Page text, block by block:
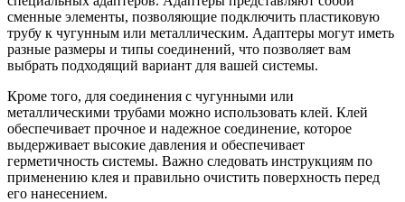
сменные элементы, позволяющие подключить пластиковую
трубу к чугунным или металлическим. Адаптеры могут иметь
разные размеры и типы соединений, что позволяет вам
выбрать подходящий вариант для вашей системы.
Кроме того, для соединения с чугунными или
металлическими трубами можно использовать клей. Клей
обеспечивает прочное и надежное соединение, которое
выдерживает высокие давления и обеспечивает
герметичность системы. Важно следовать инструкциям по
применению клея и правильно очистить поверхность перед
его нанесением.